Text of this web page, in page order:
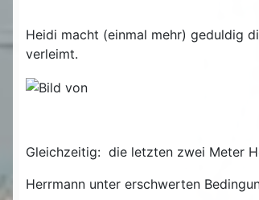
Heidi macht (einmal mehr) geduldig
verleimt.
Gleichzeitig: die letzten zwei Meter
Herrmann unter erschwerten